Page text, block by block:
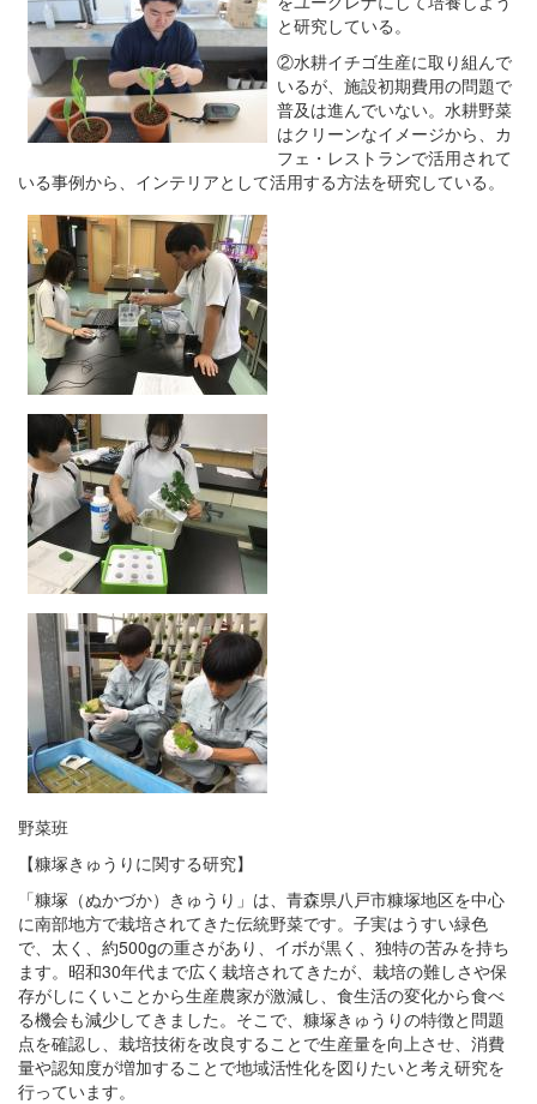
と研究している。
②水耕イチゴ生産に取り組んで
いるが、施設初期費用の問題で
普及は進んでいない。水耕野菜
はクリーンなイメージから、カ
フェ・レストランで活用されて
いる事例から、インテリアとして活用する方法を研究している。
野菜班
【糠塚きゅうりに関する研究】
「糠塚（ぬかづか）きゅうり」は、青森県八戸市糠塚地区を中心
に南部地方で栽培されてきた伝統野菜です。子実はうすい緑色
で、太く、約500gの重さがあり、イボが黒く、独特の苦みを持ち
ます。昭和30年代まで広く栽培されてきたが、栽培の難しさや保
存がしにくいことから生産農家が激減し、食生活の変化から食べ
る機会も減少してきました。そこで、糠塚きゅうりの特徴と問題
点を確認し、栽培技術を改良することで生産量を向上させ、消費
量や認知度が増加することで地域活性化を図りたいと考え研究を
行っています。